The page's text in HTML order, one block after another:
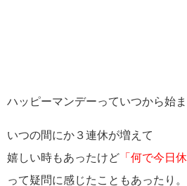
ハッピーマンデーっていつから始
いつの間にか３連休が増えて
嬉しい時もあったけど 「何で今日
って疑問に感じたこともあったり。